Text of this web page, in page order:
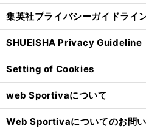
集英社プライバシーガイドライ
SHUEISHA Privacy Guideline
Setting of Cookies
web Sportivaについて
Web Sportivaについてのお問